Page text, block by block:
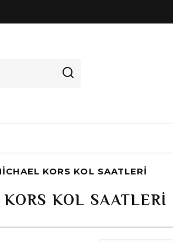
KORS KOL SAATLERI
KOL SAATLERI